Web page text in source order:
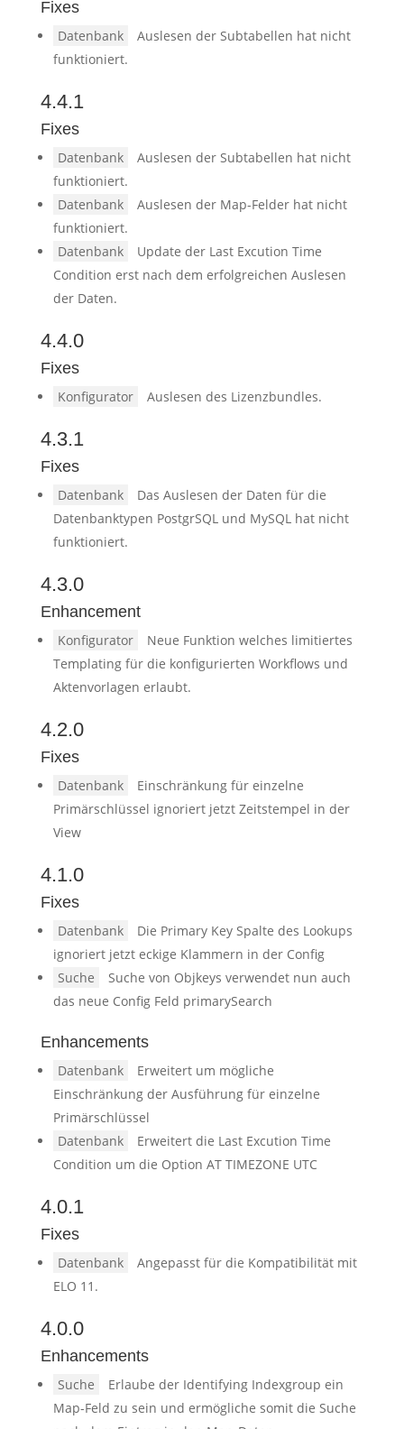
Fixes
Datenbank
Auslesen der Subtabellen hat nicht
funktioniert.
4.4.1
Fixes
Datenbank
Auslesen der Subtabellen hat nicht
funktioniert.
Datenbank
Auslesen der Map-Felder hat nicht
funktioniert.
Datenbank
Update der Last Excution Time
Condition erst nach dem erfolgreichen Auslesen
der Daten.
4.4.0
Fixes
Konfigurator Auslesen des Lizenzbundles.
4.3.1
Fixes
Datenbank
Das Auslesen der Daten für die
Datenbanktypen PostgrSQL und MySQL hat nicht
funktioniert.
4.3.0
Enhancement
Konfigurator
Neue Funktion welches limitiertes
Templating für die konfigurierten Workflows und
Aktenvorlagen erlaubt.
4.2.0
Fixes
Datenbank
Einschränkung für einzelne
Primärschlüssel ignoriert jetzt Zeitstempel in der
View
4.1.0
Fixes
Datenbank
Die Primary Key Spalte des Lookups
ignoriert jetzt eckige Klammern in der Config
Suche
Suche von Objkeys verwendet nun auch
das neue Config Feld primarySearch
Enhancements
Datenbank
Erweitert um mögliche
Einschränkung der Ausführung für einzelne
Primärschlüssel
Datenbank
Erweitert die Last Excution Time
Condition um die Option AT TIMEZONE UTC
4.0.1
Fixes
Datenbank
Angepasst für die Kompatibilität mit
ELO 11.
4.0.0
Enhancements
Suche
Erlaube der Identifying Indexgroup ein
Map-Feld zu sein und ermögliche somit die Suche